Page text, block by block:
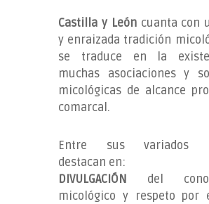
Castilla y Leóncuanta con
y enraizada tradición
se traduce en la
muchas asociaciones y
micológicas de alcance
comarcal.
Entre sus variados
destacan en:
DIVULGACIÓN del
micológico y respeto por